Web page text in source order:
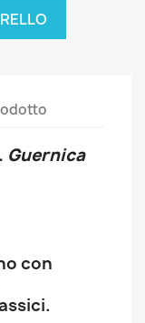
Guernica
con